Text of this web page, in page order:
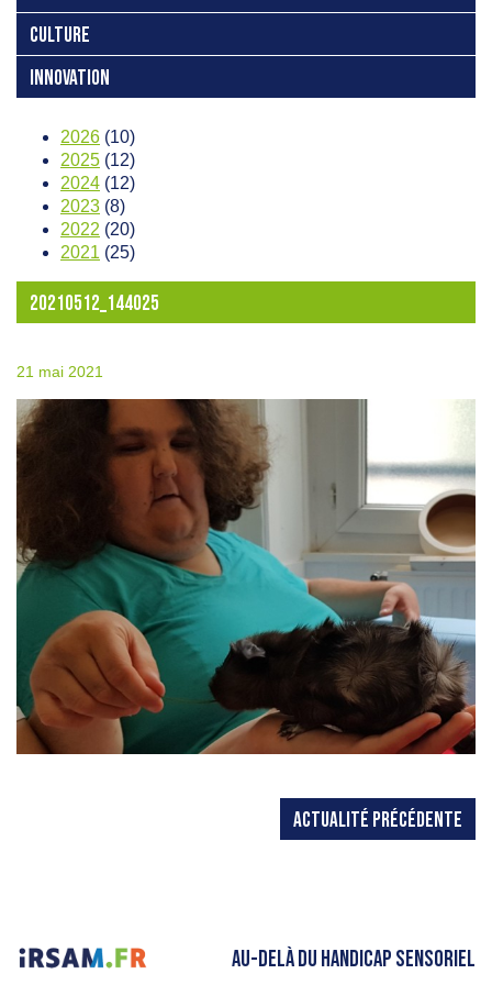
CULTURE
INNOVATION
2026 (10)
2025 (12)
2024 (12)
2023 (8)
2022 (20)
2021 (25)
20210512_144025
21 mai 2021
ACTUALITÉ PRÉCÉDENTE
AU-DELÀ DU HANDICAP SENSORIEL